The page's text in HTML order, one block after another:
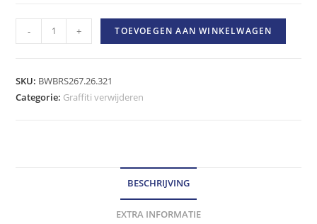
graffitiCRACK
graffiti
-
10
- + TOEVOEGEN AAN WINKELWAGEN
SKU: BWBRS267.26.321
Categorie: Graffiti verwijderen
BESCHRIJVING
EXTRA INFORMATIE